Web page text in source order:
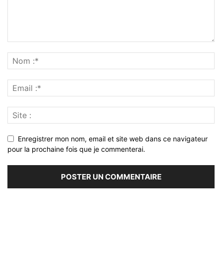
Enregistrer mon nom, email et site web dans ce navigateur
pour la prochaine fois que je commenterai.